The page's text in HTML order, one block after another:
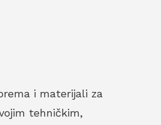
i materijali za
tehničkim,